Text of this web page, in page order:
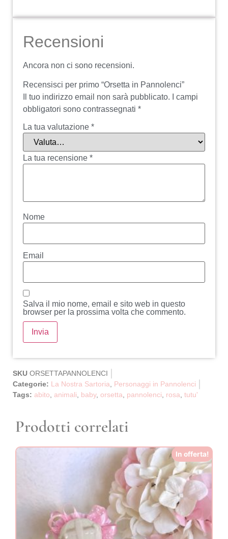
Recensioni
Ancora non ci sono recensioni.
Recensisci per primo “Orsetta in Pannolenci”
Il tuo indirizzo email non sarà pubblicato.
I campi
obbligatori sono contrassegnati *
La tua valutazione *
La tua recensione *
Nome
Email
Salva il mio nome, email e sito web in questo
browser per la prossima volta che commento.
SKU ORSETTAPANNOLENCI
Categorie: La Nostra Sartoria
Personaggi in Pannolenci
Tags: abito animali baby, orsetta pannolenci rosa tutu'
Prodotti correlati
In offerta!